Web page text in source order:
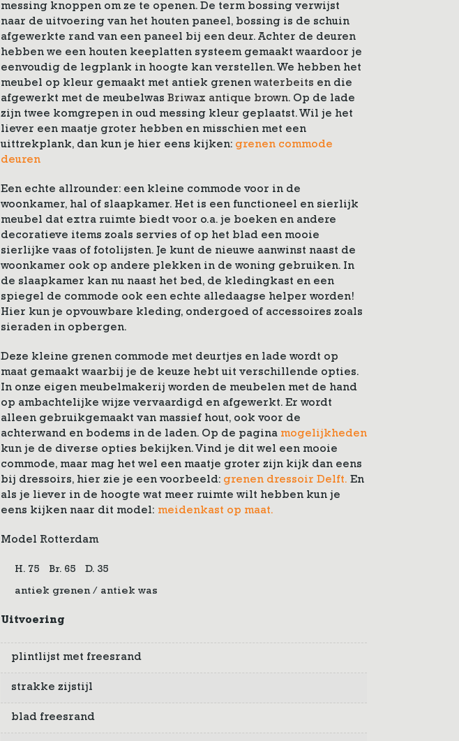
messing knoppen om ze te openen. De term bossing verwijst
naar de uitvoering van het houten paneel, bossing is de schuin
afgewerkte rand van een paneel bij een deur. Achter de deuren
hebben we een houten keeplatten systeem gemaakt waardoor je
eenvoudig de legplank in hoogte kan verstellen. We hebben het
meubel op kleur gemaakt met antiek grenen waterbeits en die
afgewerkt met de meubelwas Briwax antique brown. Op de lade
zijn twee komgrepen in oud messing kleur geplaatst. Wil je het
liever een maatje groter hebben en misschien met een
uittrekplank, dan kun je hier eens kijken: grenen commode
deuren
Een echte allrounder: een kleine commode voor in de
woonkamer, hal of slaapkamer. Het is een functioneel en sierlijk
meubel dat extra ruimte biedt voor o.a. je boeken en andere
decoratieve items zoals servies of op het blad een mooie
sierlijke vaas of fotolijsten. Je kunt de nieuwe aanwinst naast de
woonkamer ook op andere plekken in de woning gebruiken. In
de slaapkamer kan nu naast het bed, de kledingkast en een
spiegel de commode ook een echte alledaagse helper worden!
Hier kun je opvouwbare kleding, ondergoed of accessoires zoals
sieraden in opbergen.
Deze kleine grenen commode met deurtjes en lade wordt op
maat gemaakt waarbij je de keuze hebt uit verschillende opties.
In onze eigen meubelmakerij worden de meubelen met de hand
op ambachtelijke wijze vervaardigd en afgewerkt. Er wordt
alleen gebruikgemaakt van massief hout, ook voor de
achterwand en bodems in de laden. Op de pagina mogelijkheden
kun je de diverse opties bekijken. Vind je dit wel een mooie
commode, maar mag het wel een maatje groter zijn kijk dan eens
bij dressoirs, hier zie je een voorbeeld: grenen dressoir Delft. En
als je liever in de hoogte wat meer ruimte wilt hebben kun je
eens kijken naar dit model: meidenkast op maat.
Model Rotterdam
H. 75 Br. 65 D. 35
antiek grenen / antiek was
Uitvoering
plintlijst met freesrand
strakke zijstijl
blad freesrand